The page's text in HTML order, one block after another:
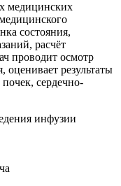
медицинских
состояния,
расчёт
проводит осмотр
оценивает результаты
сердечно-
инфузии